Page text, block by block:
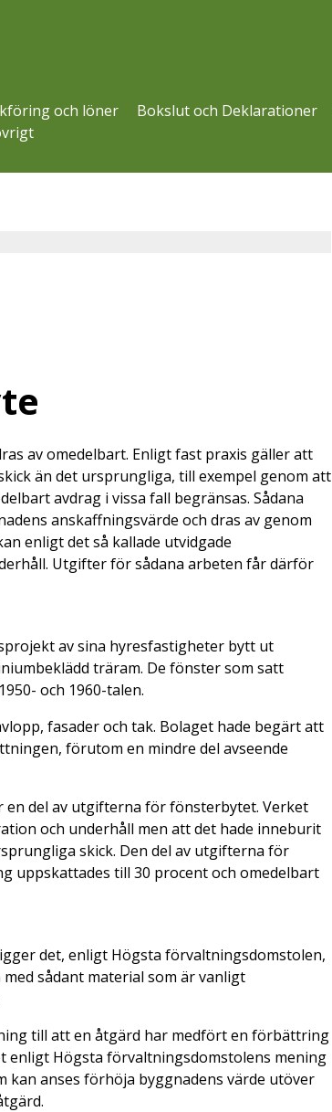
och löner Bokslut och Deklarationer
av omedelbart. Enligt fast praxis gäller att
än det ursprungliga, till exempel genom att
avdrag i vissa fall begränsas. Sådana
anskaffningsvärde och dras av genom
enligt det så kallade utvidgade
Utgifter för sådana arbeten får därför
av sina hyresfastigheter bytt ut
träram. De fönster som satt
och 1960-talen.
fasader och tak. Bolaget hade begärt att
förutom en mindre del avseende
del av utgifterna för fönsterbytet. Verket
och underhåll men att det hade inneburit
skick. Den del av utgifterna för
uppskattades till 30 procent och omedelbart
det, enligt Högsta förvaltningsdomstolen,
sådant material som är vanligt
till att en åtgärd har medfört en förbättring
enligt Högsta förvaltningsdomstolens mening
anses förhöja byggnadens värde utöver